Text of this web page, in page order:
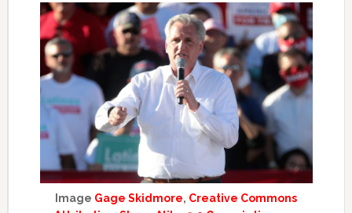
Image Gage Skidmore, Creative Commons